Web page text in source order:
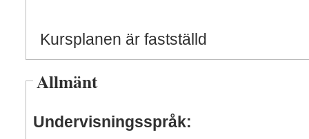
Kursplanen är fastställd
Allmänt
Undervisningsspråk: